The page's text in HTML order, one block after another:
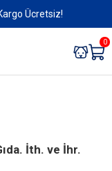
Ücretsiz!
0
İth. ve İhr.